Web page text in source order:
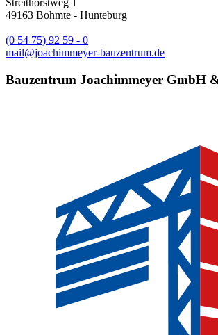
Streithorstweg 1
49163 Bohmte - Hunteburg
(0 54 75) 92 59 - 0
mail@joachimmeyer-bauzentrum.de
Bauzentrum Joachimmeyer GmbH